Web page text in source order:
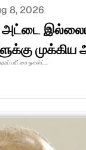
8, 2026
முக்கிய
பரீட்சை ஓகஸ்ட்...